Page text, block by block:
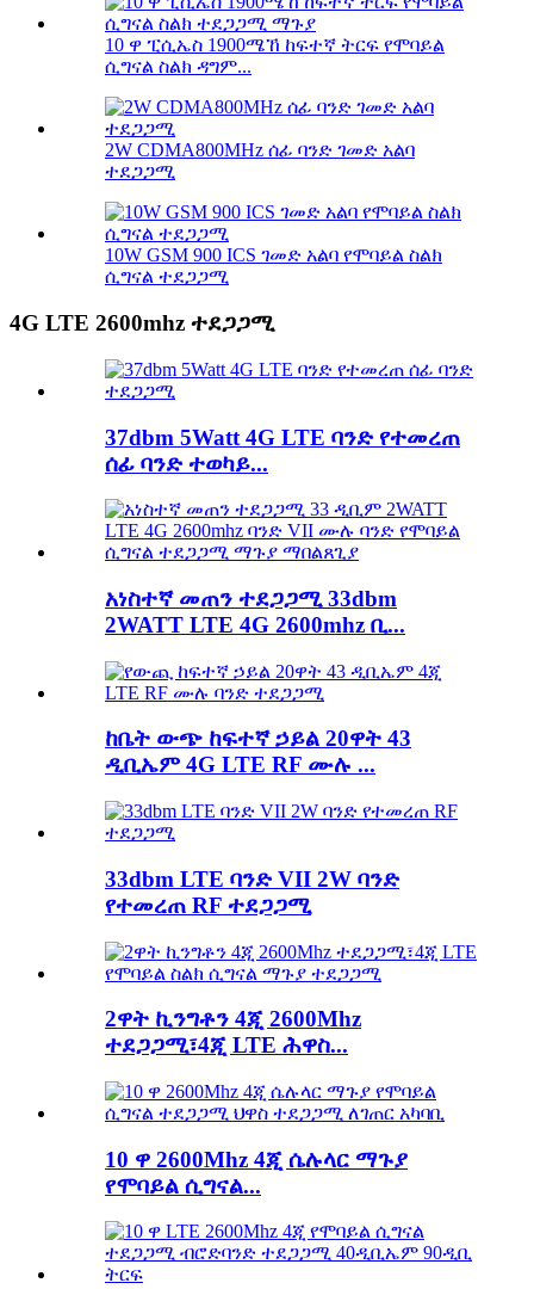
10 ዋ ፒሲኤስ 1900ሜኸ ከፍተኛ ትርፍ የሞባይል
ሲግናል ስልክ ዳግም...
2W CDMA800MHz ሰፊ ባንድ ገመድ አልባ
ተደጋጋሚ
10W GSM 900 ICS ገመድ አልባ የሞባይል ስልክ
ሲግናል ተደጋጋሚ
4G LTE 2600mhz ተደጋጋሚ
37dbm 5Watt 4G LTE ባንድ የተመረጠ
ሰፊ ባንድ ተወካይ...
አነስተኛ መጠን ተደጋጋሚ 33dbm
2WATT LTE 4G 2600mhz ቢ...
ከቤት ውጭ ከፍተኛ ኃይል 20ዋት 43
ዲቢኤም 4G LTE RF ሙሉ ...
33dbm LTE ባንድ VII 2W ባንድ
የተመረጠ RF ተደጋጋሚ
2ዋት ኪንግቶን 4ጂ 2600Mhz
ተደጋጋሚ፣4ጂ LTE ሕዋስ...
10 ዋ 2600Mhz 4ጂ ሴሉላር ማጉያ
የሞባይል ሲግናል...